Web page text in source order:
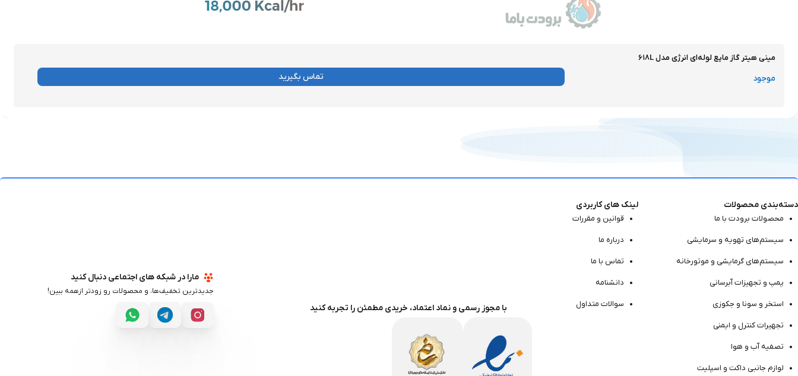
مینی هیتر گاز مایع لوله‌ای انرژی مدل ۶۱۸L
موجود تماس بگیرید
دسته‌بندی محصولات
محصولات برودت با ما
سیستم‌های تهویه و سرمایشی
سیستم‌های گرمایشی و موتور‌خانه
پمپ و تجهیزات آبرسانی
استخر و سونا و جکوزی
تجهیرات کنترل و ایمنی
تصفیه آب و هوا
لوازم جانبی داکت و اسپلیت
لینک های کاربردی
قوانین و مقررات
درباره ما
تماس با ما
دانشنامه
سوالات متداول با مجوز رسمی و نماد اعتماد، خریدی مطمئن را تجربه کنید
مارا در شبکه های اجتماعی دنبال کنید
جدیدترین تخفیف‌ها، و محصولات رو زودتر ازهمه ببین!